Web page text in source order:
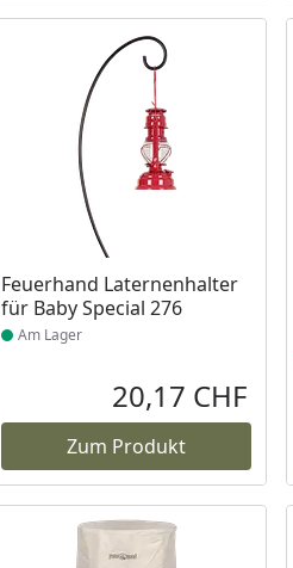
Feuerhand Laternenhalter
für Baby Special 276
Produkt am Lager
Am Lager
20,17 CHF
Zum Produkt